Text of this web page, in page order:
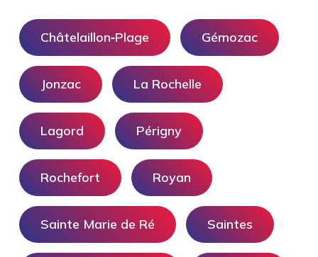
Châtelaillon‑Plage Gémozac
Jonzac La Rochelle
Lagord Périgny
Rochefort Royan
Sainte Marie de Ré Saintes